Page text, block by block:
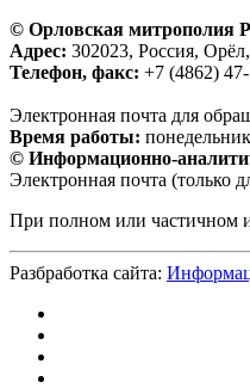
© Орловская митрополия
Адрес: 302023, Россия,
Телефон, факс: +7 (4862)
Электронная почта для
Время работы:
© Информационно-
Электронная почта (только
При полном или частичном
Разбработка сайта: